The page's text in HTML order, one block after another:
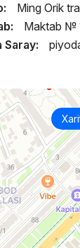
Ming Orik
Maktab №
Saray: